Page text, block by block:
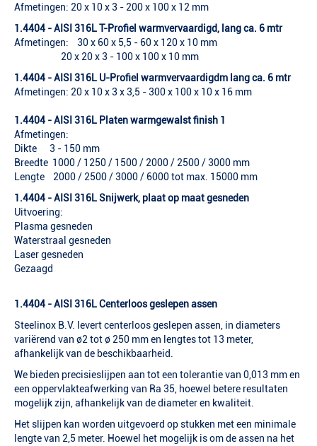
Afmetingen: 20 x 10 x 3 - 200 x 100 x 12 mm
1.4404 - AISI 316L T-Profiel warmvervaardigd, lang ca. 6 mtr
Afmetingen: 30 x 60 x 5,5 - 60 x 120 x 10 mm
20 x 20 x 3 - 100 x 100 x 10 mm
1.4404 - AISI 316L U-Profiel warmvervaardigdm lang ca. 6 mtr
Afmetingen: 20 x 10 x 3 x 3,5 - 300 x 100 x 10 x 16 mm
1.4404 - AISI 316L Platen warmgewalst finish 1
Afmetingen:
Dikte 3 - 150 mm
Breedte 1000 / 1250 / 1500 / 2000 / 2500 / 3000 mm
Lengte 2000 / 2500 / 3000 / 6000 tot max. 15000 mm
1.4404 - AISI 316L Snijwerk, plaat op maat gesneden
Uitvoering:
Plasma gesneden
Waterstraal gesneden
Laser gesneden
Gezaagd
1.4404 - AISI 316L Centerloos geslepen assen
Steelinox B.V. levert centerloos geslepen assen, in diameters
variërend van ø2 tot ø 250 mm en lengtes tot 13 meter,
afhankelijk van de beschikbaarheid.
We bieden precisieslijpen aan tot een tolerantie van 0,013 mm en
een oppervlakteafwerking van Ra 35, hoewel betere resultaten
mogelijk zijn, afhankelijk van de diameter en kwaliteit.
Het slijpen kan worden uitgevoerd op stukken met een minimale
lengte van 2,5 meter. Hoewel het mogelijk is om de assen na het